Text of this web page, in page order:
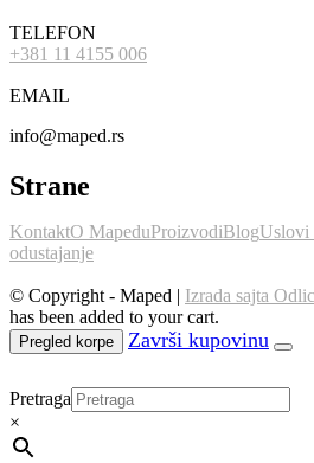
TELEFON
+381 11 4155 006
EMAIL
info@maped.rs
Strane
KontaktO MapeduProizvodiBlogUslovi
odustajanje
© Copyright - Maped | Izrada sajta
has been added to your cart.
Pregled korpe
Pretraga
×